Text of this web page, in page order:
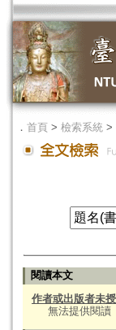
． 首頁 > 檢索系統 >
閱讀本文
作者或出版者未
無法提供閱讀